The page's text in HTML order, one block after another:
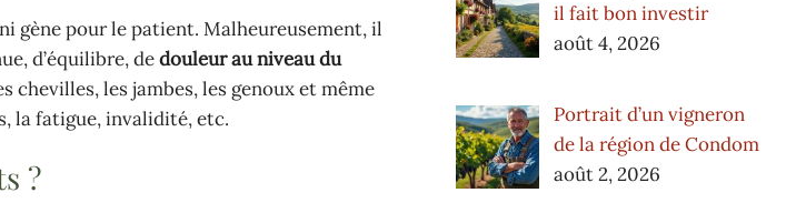
gène pour le patient. Malheureusement, il
d’équilibre, dedouleur au niveau du
chevilles, les jambes, les genoux et même
la fatigue, invalidité, etc.
?
il fait bon investir
août 4, 2026
Portrait d’un vigneron
de la région de Condom
août 2, 2026